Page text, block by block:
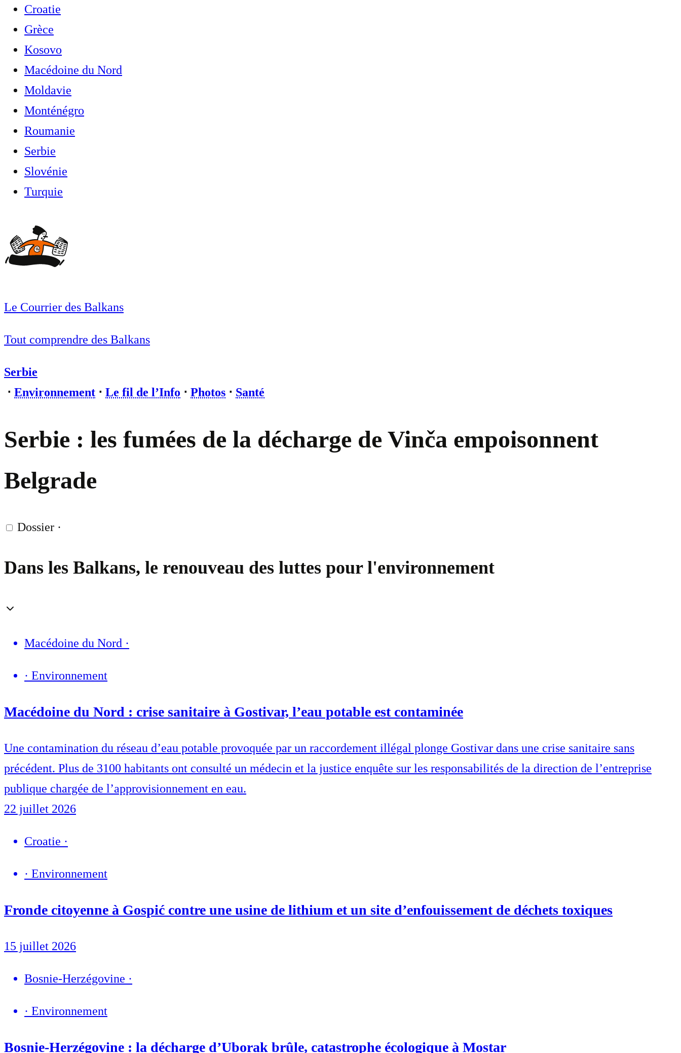
Croatie
Grèce
Kosovo
Macédoine du Nord
Moldavie
Monténégro
Roumanie
Serbie
Slovénie
Turquie
Le Courrier des Balkans
Tout comprendre des Balkans
Serbie
⋅ Environnement ⋅ Le fil de l’Info ⋅ Photos ⋅ Santé
Serbie : les fumées de la décharge de Vinča empoisonnent
Belgrade
Dossier ·
Dans les Balkans, le renouveau des luttes pour l'environnement
Macédoine du Nord ·
· Environnement
Macédoine du Nord : crise sanitaire à Gostivar, l’eau potable est contaminée
Une contamination du réseau d’eau potable provoquée par un raccordement illégal plonge Gostivar dans une crise sanitaire sans
précédent. Plus de 3100 habitants ont consulté un médecin et la justice enquête sur les responsabilités de la direction de l’entreprise
publique chargée de l’approvisionnement en eau.
22 juillet 2026
Croatie ·
· Environnement
Fronde citoyenne à Gospić contre une usine de lithium et un site d’enfouissement de déchets toxiques
15 juillet 2026
Bosnie-Herzégovine ·
· Environnement
Bosnie-Herzégovine : la décharge d’Uborak brûle, catastrophe écologique à Mostar